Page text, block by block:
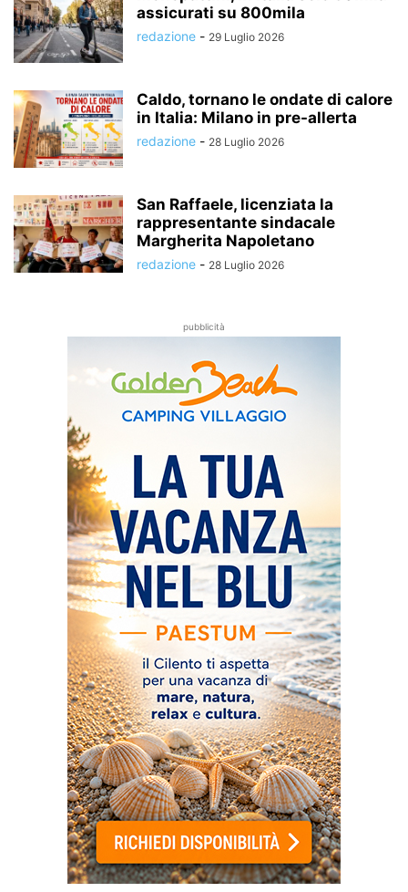
assicurati su 800mila
redazione - 29 Luglio 2026
Caldo, tornano le ondate di calore
in Italia: Milano in pre-allerta
redazione - 28 Luglio 2026
San Raffaele, licenziata la
rappresentante sindacale
Margherita Napoletano
redazione - 28 Luglio 2026
pubblicità